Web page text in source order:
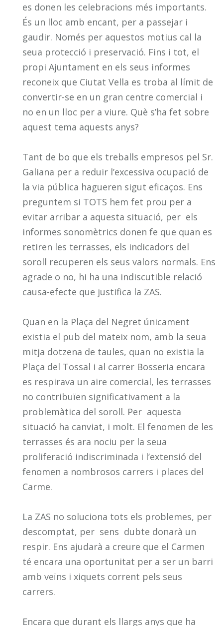
es donen les celebracions més importants.
És un lloc amb encant, per a passejar i
gaudir. Només per aquestos motius cal la
seua protecció i preservació. Fins i tot, el
propi Ajuntament en els seus informes
reconeix que Ciutat Vella es troba al límit de
convertir-se en un gran centre comercial i
no en un lloc per a viure. Què s’ha fet sobre
aquest tema aquests anys?
Tant de bo que els treballs empresos pel Sr.
Galiana per a reduir l’excessiva ocupació de
la via pública hagueren sigut eficaços. Ens
preguntem si TOTS hem fet prou per a
evitar arribar a aquesta situació, per els
informes sonomètrics donen fe que quan es
retiren les terrasses, els indicadors del
soroll recuperen els seus valors normals. Ens
agrade o no, hi ha una indiscutible relació
causa-efecte que justifica la ZAS.
Quan en la Plaça del Negret únicament
existia el pub del mateix nom, amb la seua
mitja dotzena de taules, quan no existia la
Plaça del Tossal i al carrer Bosseria encara
es respirava un aire comercial, les terrasses
no contribuïen significativament a la
problemàtica del soroll. Per aquesta
situació ha canviat, i molt. El fenomen de les
terrasses és ara nociu per la seua
proliferació indiscriminada i l’extensió del
fenomen a nombrosos carrers i places del
Carme.
La ZAS no soluciona tots els problemes, per
descomptat, per sens dubte donarà un
respir. Ens ajudarà a creure que el Carmen
té encara una oportunitat per a ser un barri
amb veïns i xiquets corrent pels seus
carrers.
Encara que durant els llargs anys que ha